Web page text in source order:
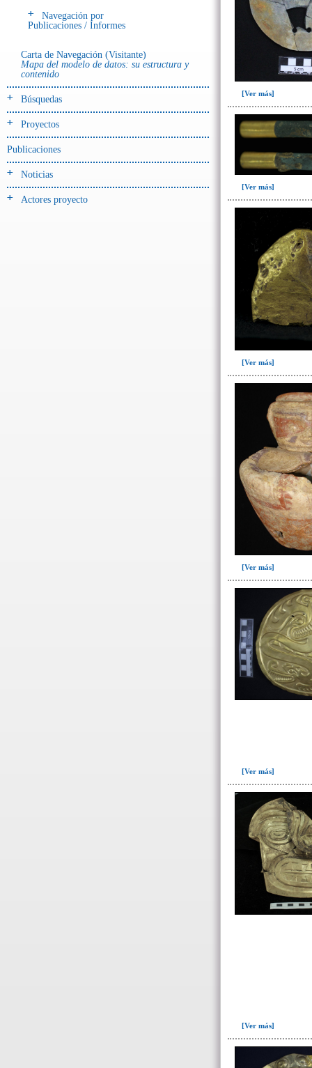
~Sin asignar(3)
Navegación por
Publicaciones / Informes
Carta de Navegación (Visitante)
Mapa del modelo de datos: su estructura y
contenido
Búsquedas
Proyectos
Publicaciones
Noticias
Actores proyecto
[Ver más]
[Ver más]
[Ver más]
[Ver más]
[Ver más]
[Ver más]